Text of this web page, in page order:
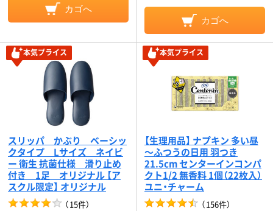
カゴへ
カゴへ
本気プライス
スリッパ かぶり ベーシッ
クタイプ Lサイズ ネイビ
ー 衛生 抗菌仕様 滑り止め
付き 1足 オリジナル 【ア
スクル限定】 オリジナル
（15件）
本気プライス
【生理用品】 ナプキン 多い昼
～ふつうの日用 羽つき
21.5cm センターインコンパ
クト1/2 無香料 1個（22枚入）
ユニ・チャーム
（156件）